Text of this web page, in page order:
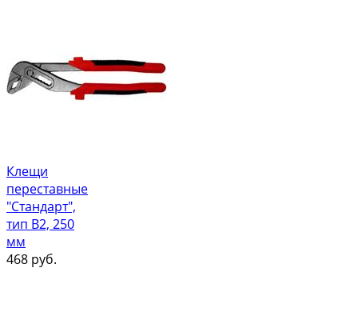
Клещи
переставные
"Стандарт",
тип В2, 250
мм
468 руб.